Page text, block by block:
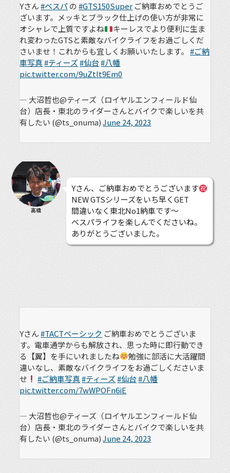
Yさん#ベスパの#GTS150Super ご納車おめでとうご
ざいます。メッキとブラック仕上げの使い方が非常に
オシャレで上質ですよね
キーレスでより便利に生ま
れ変わったGTSと素敵なバイクライフをお過ごしくだ
さいませ！これからも宜しくお願いいたします。#ご納
車写真#ティーズ#仙台#八幡
pic.twitter.com/9uZtlt9Em0
— 大沼哲也@ティーズ（ロイヤルエンフィールド仙
台）店長・東北のライダーさんとバイクで楽しいを共
有したい (@ts_onuma)June 24, 2023
高橋
Yさん、ご納車おめでとうございます
NEW GTSシリーズをいち早くGET
間違いなく東北No1納車です〜
ベスパライフを楽しんでくださいね。
ありがとうございました。
Yさん#TACTベーシック ご納車おめでとうございま
す。電車通学からも解放され、思った時に即行動でき
る【翼】を手にいれましたね
勉強に部活に大活躍間
違いなし、素敵なバイクライフをお過ごしくださいま
せ
#ご納車写真#ティーズ#仙台#八幡
pic.twitter.com/7wWPOFn6iE
— 大沼哲也@ティーズ（ロイヤルエンフィールド仙
台）店長・東北のライダーさんとバイクで楽しいを共
有したい (@ts_onuma)June 24, 2023